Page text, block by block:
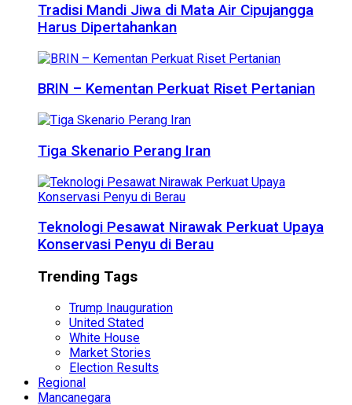
Tradisi Mandi Jiwa di Mata Air Cipujangga
Harus Dipertahankan
BRIN – Kementan Perkuat Riset Pertanian
Tiga Skenario Perang Iran
Teknologi Pesawat Nirawak Perkuat Upaya
Konservasi Penyu di Berau
Trending Tags
Trump Inauguration
United Stated
White House
Market Stories
Election Results
Regional
Mancanegara